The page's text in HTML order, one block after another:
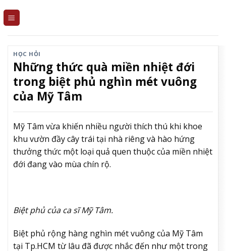
HỌC HỎI
Những thức quà miền nhiệt đới
trong biệt phủ nghìn mét vuông
của Mỹ Tâm
Mỹ Tâm vừa khiến nhiều người thích thú khi khoe
khu vườn đầy cây trái tại nhà riêng và hào hứng
thưởng thức một loại quả quen thuộc của miền nhiệt
đới đang vào mùa chín rộ.
Biệt phủ của ca sĩ Mỹ Tâm.
Biệt phủ rộng hàng nghìn mét vuông của Mỹ Tâm
tại Tp.HCM từ lâu đã được nhắc đến như một trong